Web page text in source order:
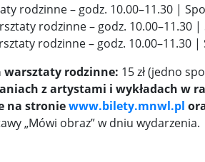
rodzinne – godz. 10.00–11.30 |
rodzinne – godz. 10.00–11.30 |
rodzinne – godz. 10.00–11.30 |
warsztaty rodzinne: 15 zł (jedno
z artystami i wykładach w
na stroniewww.bilety.mnwl.pl
„Mówi obraz” w dniu wydarzenia.